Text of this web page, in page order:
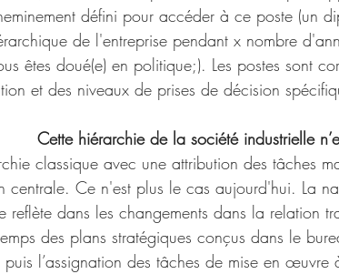
défini pour accéder à ce poste (un
de l'entreprise pendant x nombre
êtes doué(e) en politique;). Les postes sont
et des niveaux de prises de décision
Cette hiérarchie de la société industrielle
classique avec une attribution des tâches
centrale. Ce n'est plus le cas aujourd'hui. La
reflète dans les changements dans la relation
des plans stratégiques conçus dans le
puis l’assignation des tâches de mise en